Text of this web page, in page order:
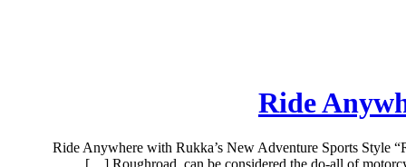
Ride
Ride Anywhere with Rukka’s New Adventure Sports Style
Roughroad, can be considered the do-all of